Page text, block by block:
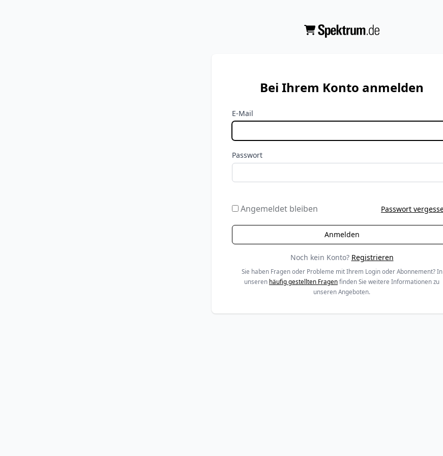
Bei Ihrem Konto anmelden
E-Mail
Passwort
Angemeldet bleiben Passwort
Noch kein Konto? Registrieren
Sie haben Fragen oder Probleme mit Ihrem Login oder Abonnement? In
unseren häufig gestellten Fragen finden Sie weitere Informationen zu
unseren Angeboten.